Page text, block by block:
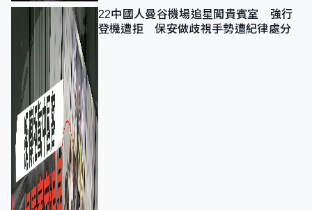
22中國人曼谷機場追星闖貴賓室 強行
登機遭拒 保安做歧視手勢遭紀律處分